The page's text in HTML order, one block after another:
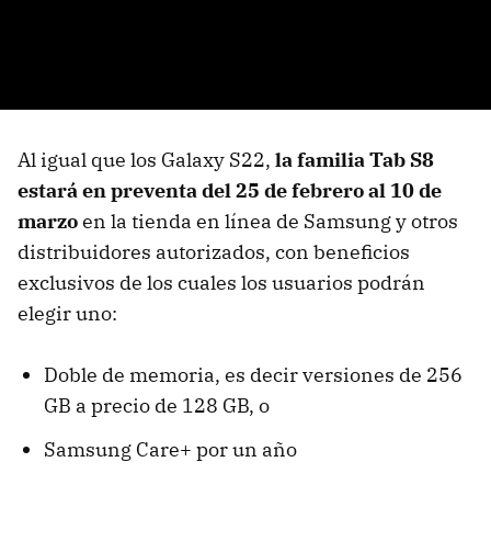
Al igual que los Galaxy S22, la familia Tab S8
estará en preventa del 25 de febrero al 10 de
marzoen la tienda en línea de Samsung y otros
distribuidores autorizados, con beneficios
exclusivos de los cuales los usuarios podrán
elegir uno:
Doble de memoria, es decir versiones de 256
GB a precio de 128 GB, o
Samsung Care+ por un año